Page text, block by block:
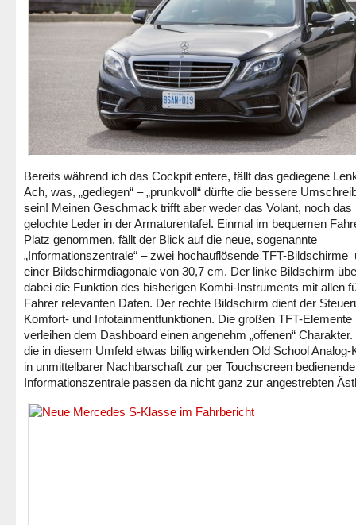
Bereits während ich das Cockpit entere, fällt das gediegene
Ach, was, „gediegen“ – „prunkvoll“ dürfte die bessere
sein! Meinen Geschmack trifft aber weder das Volant, noch das
gelochte Leder in der Armaturentafel. Einmal im bequemen
Platz genommen, fällt der Blick auf die neue, sogenannte
„Informationszentrale“ – zwei hochauflösende TFT-Bildschirme
einer Bildschirmdiagonale von 30,7 cm. Der linke Bildschirm
dabei die Funktion des bisherigen Kombi-Instruments mit allen
Fahrer relevanten Daten. Der rechte Bildschirm dient der
Komfort- und Infotainmentfunktionen. Die großen TFT-Elemente
verleihen dem Dashboard einen angenehm „offenen“
die in diesem Umfeld etwas billig wirkenden Old School Analog-
in unmittelbarer Nachbarschaft zur per Touchscreen
Informationszentrale passen da nicht ganz zur angestrebten